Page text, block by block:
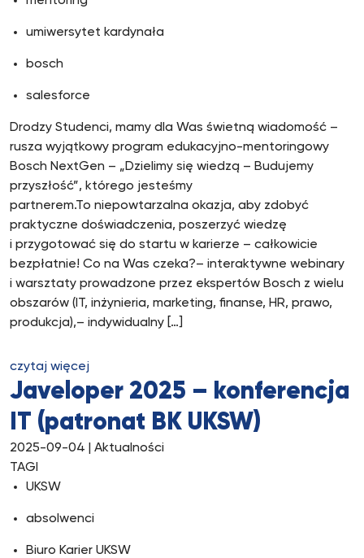
umiwersytet kardynała
bosch
salesforce
Drodzy Studenci, mamy dla Was świetną wiadomość –
rusza wyjątkowy program edukacyjno-mentoringowy
Bosch NextGen – „Dzielimy się wiedzą – Budujemy
przyszłość”, którego jesteśmy
partnerem.To niepowtarzalna okazja, aby zdobyć
praktyczne doświadczenia, poszerzyć wiedzę
i przygotować się do startu w karierze – całkowicie
bezpłatnie! Co na Was czeka?– interaktywne webinary
i warsztaty prowadzone przez ekspertów Bosch z wielu
obszarów (IT, inżynieria, marketing, finanse, HR, prawo,
produkcja),– indywidualny […]
czytaj więcej
Javeloper 2025 – konferencja
IT (patronat BK UKSW)
2025-09-04 | Aktualności
TAGI
UKSW
absolwenci
Biuro Karier UKSW